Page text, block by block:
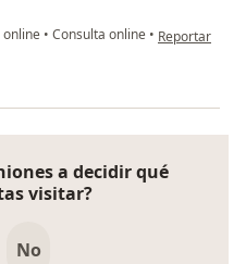
online • Consulta online • en opinión
Reportar
a decidir qué
visitar?
No